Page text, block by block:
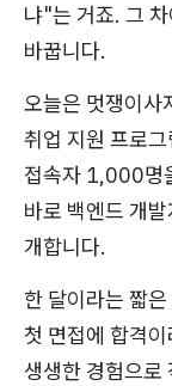
냐"는 거죠. 그
바꿉니다.
오늘은 멋쟁이사
취업 지원 프로
접속자 1,000명
바로 백엔드 개
개합니다.
한 달이라는 짧
첫 면접에 합격
생생한 경험으로